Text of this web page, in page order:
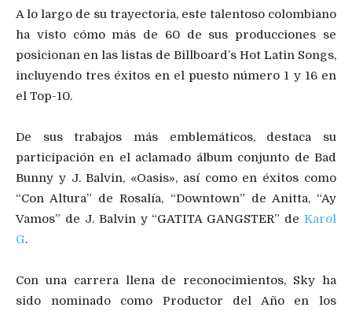
A lo largo de su trayectoria, este talentoso colombiano
ha visto cómo más de 60 de sus producciones se
posicionan en las listas de Billboard’s Hot Latin Songs,
incluyendo tres éxitos en el puesto número 1 y 16 en
el Top-10.
De sus trabajos más emblemáticos, destaca su
participación en el aclamado álbum conjunto de Bad
Bunny y J. Balvin, «Oasis», así como en éxitos como
“Con Altura” de Rosalía, “Downtown” de Anitta, “Ay
Vamos” de J. Balvin y “GATITA GANGSTER” de Karol
G.
Con una carrera llena de reconocimientos, Sky ha
sido nominado como Productor del Año en los